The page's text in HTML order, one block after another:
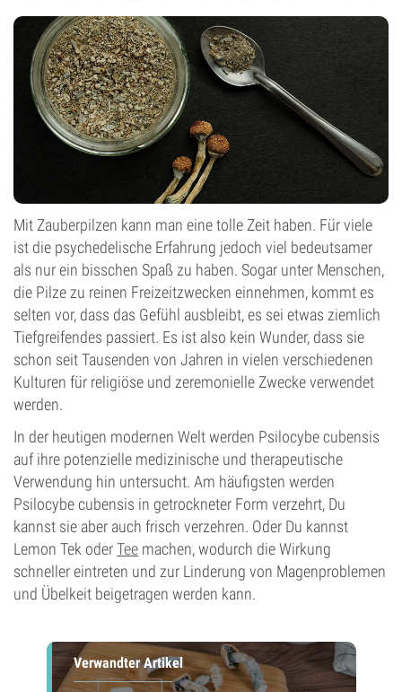
Mit Zauberpilzen kann man eine tolle Zeit haben. Für viele
ist die psychedelische Erfahrung jedoch viel bedeutsamer
als nur ein bisschen Spaß zu haben. Sogar unter Menschen,
die Pilze zu reinen Freizeitzwecken einnehmen, kommt es
selten vor, dass das Gefühl ausbleibt, es sei etwas ziemlich
Tiefgreifendes passiert. Es ist also kein Wunder, dass sie
schon seit Tausenden von Jahren in vielen verschiedenen
Kulturen für religiöse und zeremonielle Zwecke verwendet
werden.
In der heutigen modernen Welt werden Psilocybe cubensis
auf ihre potenzielle medizinische und therapeutische
Verwendung hin untersucht. Am häufigsten werden
Psilocybe cubensis in getrockneter Form verzehrt, Du
kannst sie aber auch frisch verzehren. Oder Du kannst
Lemon Tek oderTee machen, wodurch die Wirkung
schneller eintreten und zur Linderung von Magenproblemen
und Übelkeit beigetragen werden kann.
Verwandter Artikel